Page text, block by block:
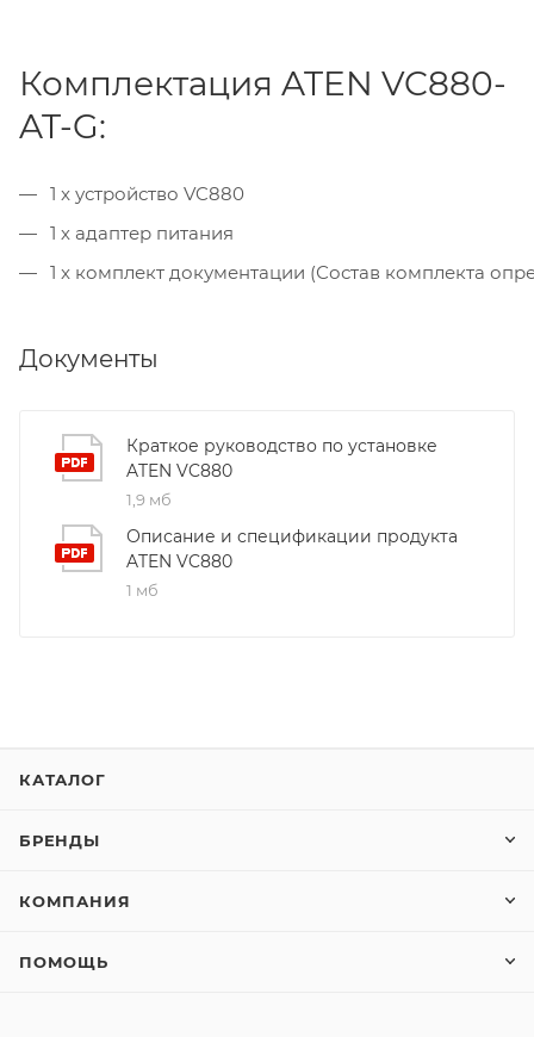
Комплектация ATEN VC880-
AT-G:
1 x устройство VC880
1 х адаптер питания
1 x комплект документации (Состав комплекта
Документы
Краткое руководство по установке
ATEN VC880
1,9 мб
Описание и спецификации продукта
ATEN VC880
1 мб
КАТАЛОГ
БРЕНДЫ
КОМПАНИЯ
ПОМОЩЬ